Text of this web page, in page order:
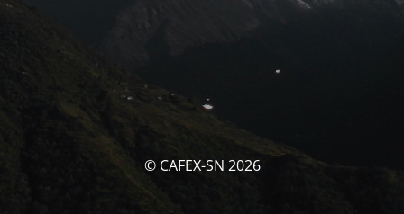
© CAFEX-SN 2026